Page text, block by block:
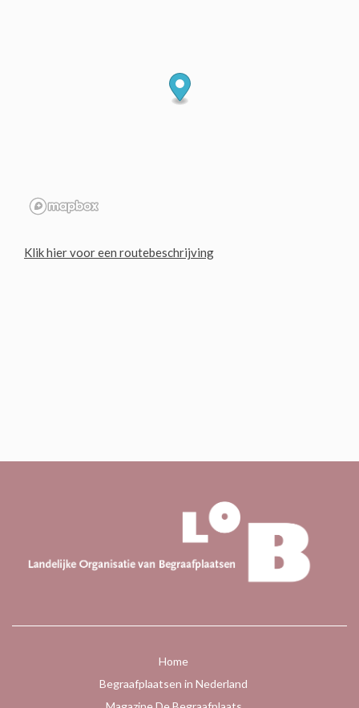
Klik hier voor een routebeschrijving
Home
Begraafplaatsen in Nederland